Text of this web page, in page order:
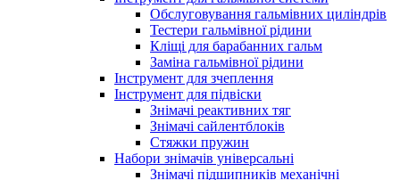
Обслуговування гальмівних циліндрів
Тестери гальмівної рідини
Кліщі для барабанних гальм
Заміна гальмівної рідини
Інструмент для зчеплення
Інструмент для підвіски
Знімачі реактивних тяг
Знімачі сайлентблоків
Стяжки пружин
Набори знімачів універсальні
Знімачі підшипників механічні